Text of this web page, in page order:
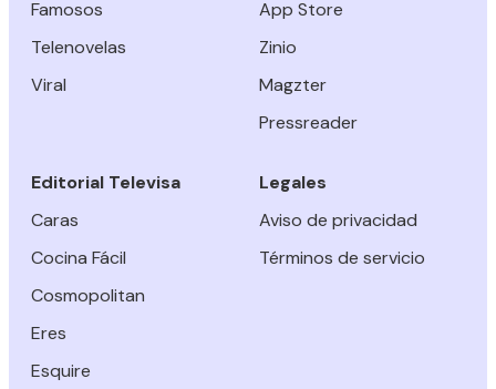
Famosos
Telenovelas
Viral
App Store
Zinio
Magzter
Pressreader
Editorial Televisa
Caras
Cocina Fácil
Cosmopolitan
Eres
Esquire
Legales
Aviso de privacidad
Términos de servicio